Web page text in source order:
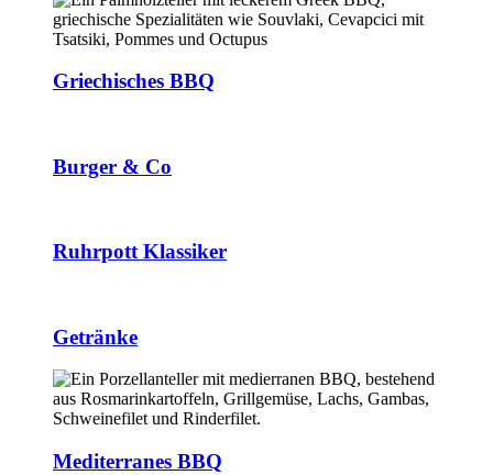
Griechisches BBQ
Burger & Co
Ruhrpott Klassiker
Getränke
Mediterranes BBQ